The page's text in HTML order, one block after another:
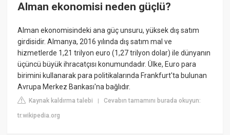
Alman ekonomisi neden güçlü?
Alman ekonomisindeki ana güç unsuru, yüksek dış satım
girdisidir. Almanya, 2016 yılında dış satım mal ve
hizmetlerde 1,21 trilyon euro (1,27 trilyon dolar) ile dünyanın
üçüncü büyük ihracatçısı konumundadır. Ülke, Euro para
birimini kullanarak para politikalarında Frankfurt'ta bulunan
Avrupa Merkez Bankası'na bağlıdır.
Kaynak kaldırma talebi |Cevabın tamamını burada okuyun:
tr.wikipedia.org